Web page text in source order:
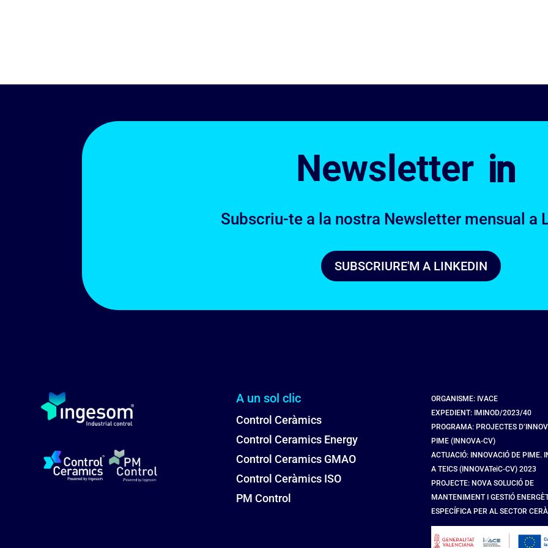

Newsletter
Subscriu-te a la nostra Newsletter mensual a
SUBSCRIURE'M A LINKEDIN
A un sol clic
Control Ceràmics
Control Ceramics Energy
Control Ceramics GMAO
Control Ceràmics ISO
PM Control
ORGANISME: IVACE
EXPEDIENT: IMINOD/2023/40
PROGRAMA: PROJECTES
PIME (INNOVA-CV)
ACTUACIÓ: INNOVACIÓ DE PIME.
A TEICS (INNOVATeiC-CV) 2023
PROJECTE: NOVA SOLUCIÓ DE
MANTENIMENT I GESTIÓ
ESPECÍFICA PER AL SECTOR